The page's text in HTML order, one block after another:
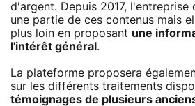
d'argent. Depuis 2017,
une partie de ces contenus mais
plus loin en proposant une
l'intérêt général .
La plateforme proposera
sur les différents traitements
témoignages de plusieurs